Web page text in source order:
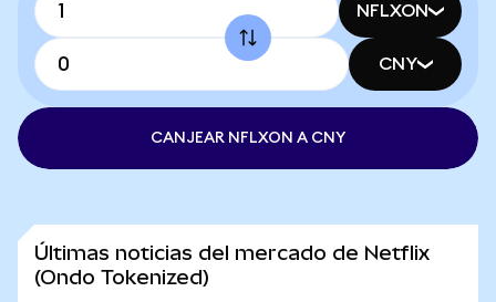
NFLXON
CNY
CANJEAR NFLXON A CNY
Últimas noticias del mercado de Netflix
(Ondo Tokenized)